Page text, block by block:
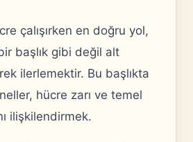
çalışırken en doğru yol,
başlık gibi değil alt
ilerlemektir. Bu başlıkta
hücre zarı ve temel
ilişkilendirmek.